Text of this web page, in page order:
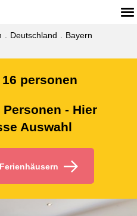
Deutschland
Bayern
personen
- Hier
Auswahl